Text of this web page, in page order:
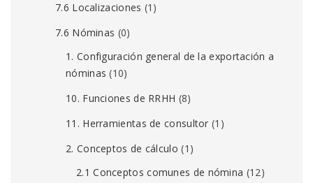
7.6 Localizaciones (1)
7.6 Nóminas (0)
1. Configuración general de la exportación a
nóminas (10)
10. Funciones de RRHH (8)
11. Herramientas de consultor (1)
2. Conceptos de cálculo (1)
2.1 Conceptos comunes de nómina (12)